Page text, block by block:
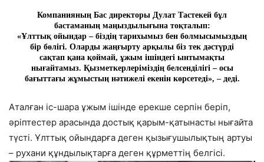
Компанияның Бас директоры Дулат Тастекей бұл
бастаманың маңыздылығына тоқталып:
«Ұлттық ойындар – біздің тарихымыз бен болмысымыздың
бір бөлігі. Оларды жаңғырту арқылы біз тек дәстүрді
сақтап қана қоймай, ұжым ішіндегі ынтымақты
нығайтамыз. Қызметкерлеріміздің белсенділігі – осы
бағыттағы жұмыстың нәтижелі екенін көрсетеді», – деді.
Аталған іс-шара ұжым ішінде ерекше серпін беріп,
әріптестер арасында достық қарым-қатынасты нығайта
түсті. Ұлттық ойындарға деген қызығушылықтың артуы
– рухани құндылықтарға деген құрметтің белгісі.